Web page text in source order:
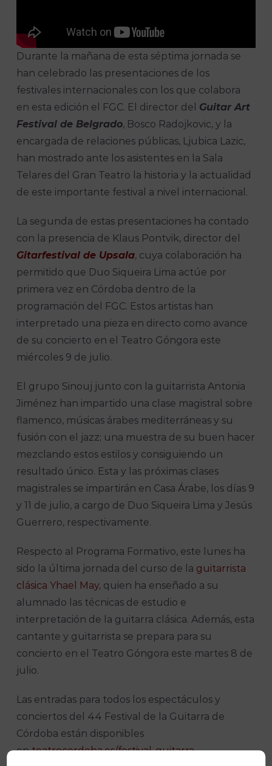
Durante la mañana de esta séptima jornada se
han celebrado las presentaciones de los
festivales internacionales con los que colabora
en esta edición el FGC. El director del Guitar Art
Festival de Belgrado, Bosco Radojkovic, y la
encargada de relaciones públicas, Ljubica Lazic,
han mostrado ante los asistentes en la Sala
Telares del Gran Teatro la historia y la actualidad
de este importante festival a nivel internacional.
La segunda de estas presentaciones ha contado
con la presencia de Klaus Pontvik, director del
Gitarfestival de Upsala, cuya colaboración ha
permitido que Duo Siqueira Lima actúe por
primera vez en Córdoba dentro de la
programación del FGC. Estos artistas han
interpretado una pieza en directo como avance
de su concierto en el Teatro Góngora este
miércoles 9 de julio.
El grupo Sinouj junto con la guitarrista Antonia
Jiménez han impartido una clase magistral sobre
flamenco, músicas árabes mediterráneas y su
fusión con el jazz; una muestra de su buen hacer
mezclando estos estilos y consiguiendo un
resultado único. Esta y las próximas clases
magistrales se impartirán en Casa Árabe, los días 9
y 11 de julio, a cargo de Duo Siqueira Lima y Jesús
Guerrero, respectivamente.
Respecto al Programa Formativo, este lunes ha
sido la última jornada del curso de la guitarrista
clásica Yhael May, quien ha enseñado a su
alumnado las técnicas de estudio e
interpretación de la guitarra clásica. Además, esta
cantante y guitarrista se prepara para su
concierto en el Teatro Góngora este martes 8 de
julio.
Las entradas para todos los espectáculos y
conciertos del 44 Festival de la Guitarra de
Córdoba están disponibles
enteatrocordoba.es/festival-guitarra-